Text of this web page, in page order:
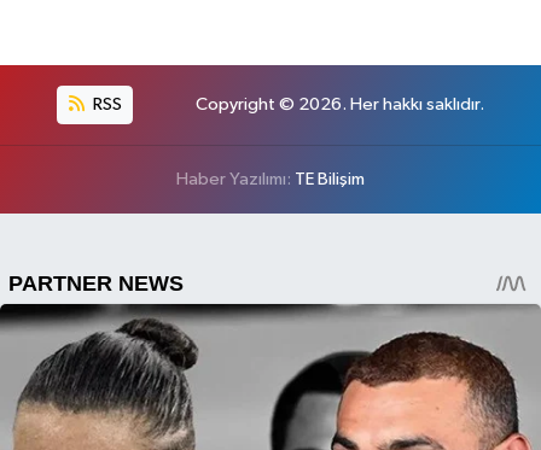
RSS Copyright © 2026. Her hakkı saklıdır.
Haber Yazılımı: TE Bilişim